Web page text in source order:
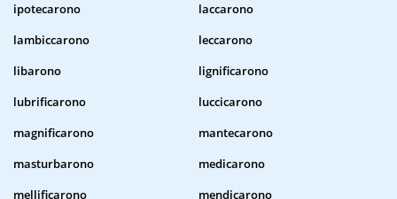
ipotecarono
laccarono
lambiccarono
leccarono
libarono
lignificarono
lubrificarono
luccicarono
magnificarono
mantecarono
masturbarono
medicarono
mellificarono
mendicarono